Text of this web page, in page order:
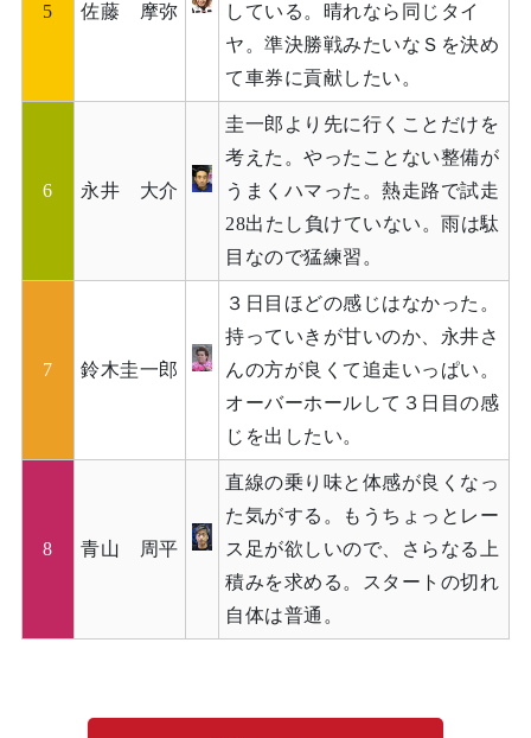
5 佐藤 摩弥
している。晴れなら同じタイ
ヤ。準決勝戦みたいなＳを決め
て車券に貢献したい。
6 永井 大介
圭一郎より先に行くことだけを
考えた。やったことない整備が
うまくハマった。熱走路で試走
28出たし負けていない。雨は駄
目なので猛練習。
7 鈴木圭一郎
３日目ほどの感じはなかった。
持っていきが甘いのか、永井さ
んの方が良くて追走いっぱい。
オーバーホールして３日目の感
じを出したい。
8 青山 周平
直線の乗り味と体感が良くなっ
た気がする。もうちょっとレー
ス足が欲しいので、さらなる上
積みを求める。スタートの切れ
自体は普通。